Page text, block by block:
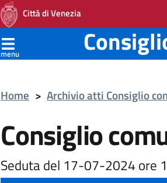
Città di Venezia
menu
Home > Archivio atti Consiglio
Consiglio
Seduta del 17-07-2024 ore